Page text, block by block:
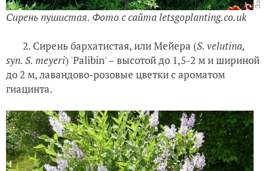
Сирень пушистая. Фото с сайта letsgoplanting.co.uk
2. Сирень бархатистая, или Мейера (S. velutina,
syn. S. meyeri) 'Palibin' – высотой до 1,5-2 м и шириной
до 2 м, лавандово-розовые цветки с ароматом
гиацинта.